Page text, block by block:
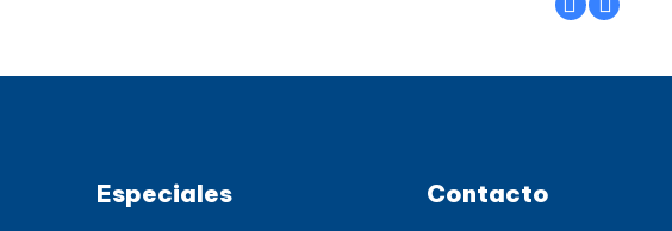
Especiales Contacto